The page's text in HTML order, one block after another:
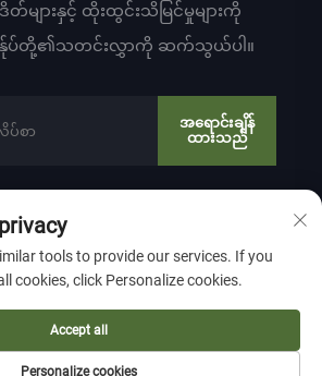
တ်များနှင့် ထိုးထွင်းသိမြင်မှုများကို
န်ုပ်တို့၏သတင်းလွှာကို ဆက်သွယ်ပါ။
အရောင်းချိန်
ထားသည်
WEIYU VENTILATION
CO.,LTD
ကိုယ်ရေးကိုယ်တာ မူဝါဒ
း
tools to provide our services. If you
cookies, click Personalize cookies.
Personalize cookies
Accept all